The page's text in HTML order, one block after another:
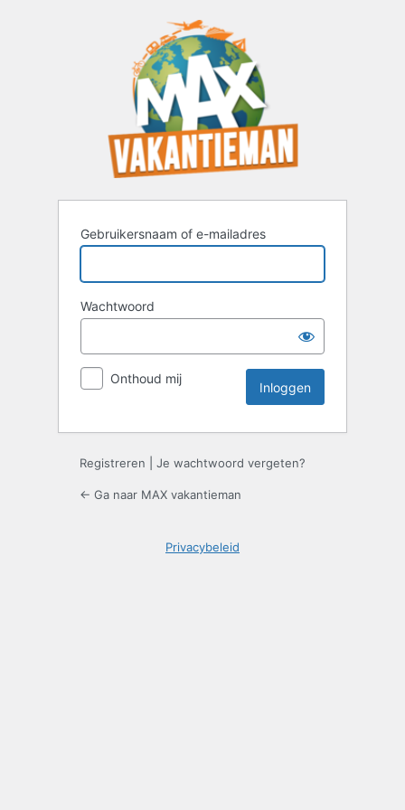
Gebruikersnaam of e-mailadres
Wachtwoord
Onthoud mij
Registreren Je wachtwoord vergeten?
← Ga naar MAX vakantieman
Privacybeleid